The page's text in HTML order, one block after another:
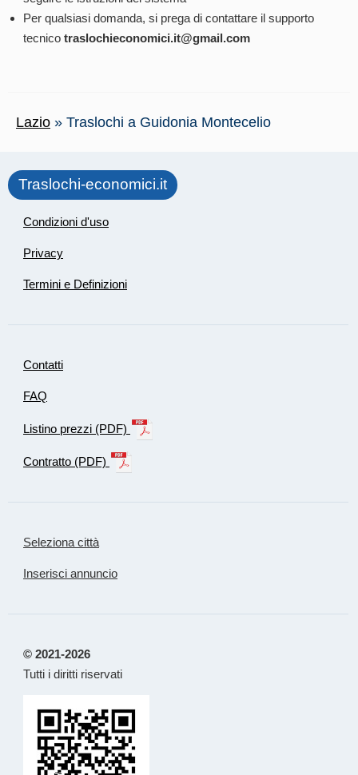
Per qualsiasi domanda, si prega di contattare il supporto
tecnico traslochieconomici.it@gmail.com
Lazio » Traslochi a Guidonia Montecelio
Traslochi-economici.it
Condizioni d'uso
Privacy
Termini e Definizioni
Contatti
FAQ
Listino prezzi (PDF)
Contratto (PDF)
Seleziona città
Inserisci annuncio
© 2021-2026
Tutti i diritti riservati